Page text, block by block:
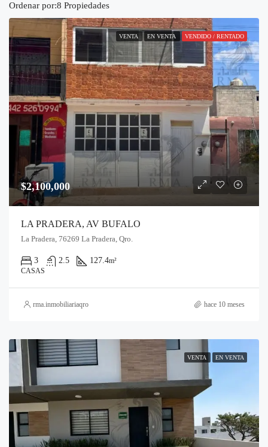
8 Propiedades
Ordenar por:
VENTA EN VENTA VENDIDO / RENTADO
$2,100,000
LA PRADERA, AV BUFALO
La Pradera, 76269 La Pradera, Qro.
3 2.5 127.4m²
CASAS
rma.inmobiliariaqro hace 10 meses
VENTA EN VENTA